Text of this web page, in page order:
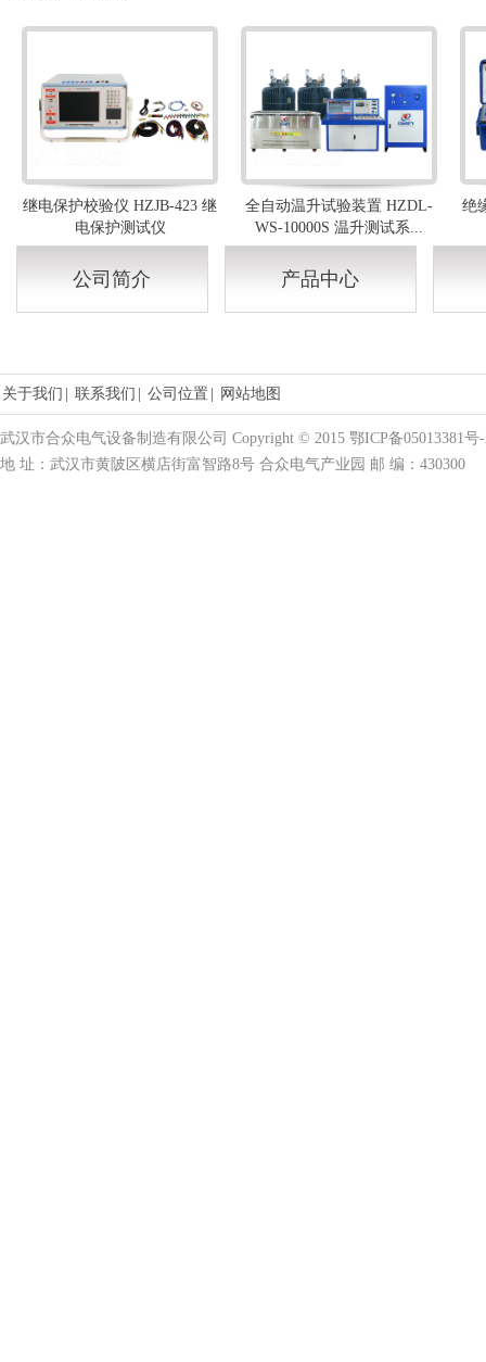
继电保护校验仪 HZJB-423 继
电保护测试仪
全自动温升试验装置 HZDL-
WS-10000S 温升测试系...
绝
公司简介 产品中心
关于我们 联系我们 公司位置 网站地图
武汉市合众电气设备制造有限公司 Copyright © 2015 鄂ICP备05013381号
地 址：武汉市黄陂区横店街富智路8号 合众电气产业园 邮 编：430300